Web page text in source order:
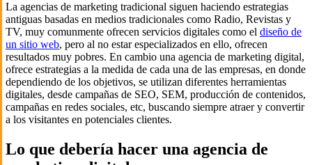
La agencias de marketing tradicional siguen haciendo estrategias
antiguas basadas en medios tradicionales como Radio, Revistas y
TV, muy comunmente ofrecen servicios digitales como el diseño de
un sitio web, pero al no estar especializados en ello, ofrecen
resultados muy pobres. En cambio una agencia de marketing digital,
ofrece estrategias a la medida de cada una de las empresas, en donde
dependiendo de los objetivos, se utilizan diferentes herramientas
digitales, desde campañas de SEO, SEM, producción de contenidos,
campañas en redes sociales, etc, buscando siempre atraer y convertir
a los visitantes en potenciales clientes.
Lo que debería hacer una agencia de